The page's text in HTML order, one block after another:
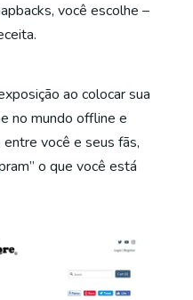
você escolhe –
ao colocar sua
no mundo offline e
você e seus fãs,
o que você está